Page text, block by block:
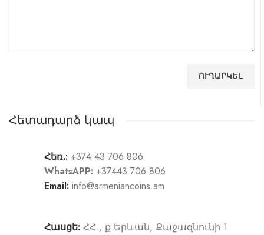
Հետադարձ կապ
Հեռ․: +374 43 706 806
WhatsAPP: +37443 706 806
Email: info@armeniancoins.am
Հասցե: ՀՀ., ք Երևան, Քաջազնունի 1